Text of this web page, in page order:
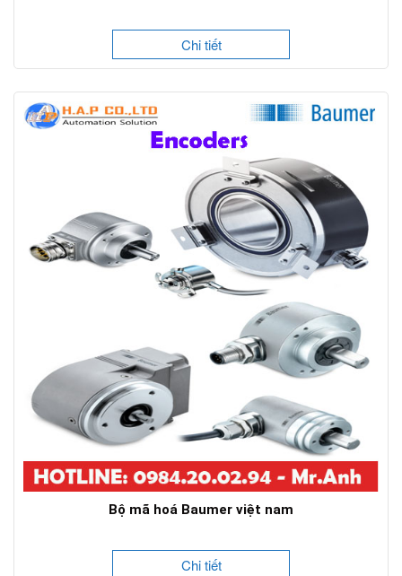
Chi tiết
Bộ mã hoá Baumer việt nam
Chi tiết